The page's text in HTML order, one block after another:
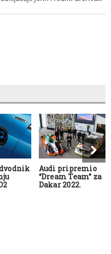
Audi pripremio
“Dream Team” za
Dakar 2022.